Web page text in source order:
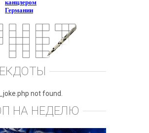
not found.
НА НЕДЕЛЮ